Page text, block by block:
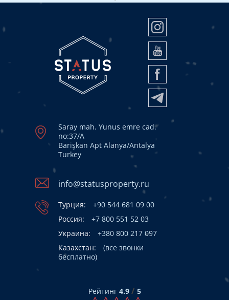
Saray mah. Yunus emre cad.
no:37/A
Barişkan Apt Alanya/Antalya
Turkey
info@statusproperty.ru
Турция:
+90 544 681 09 00
Россия:
+7 800 551 52 03
Украина:
+380 800 217 097
Казахстан:
(все звонки
бесплатно)
Рейтинг 4.9/ 5